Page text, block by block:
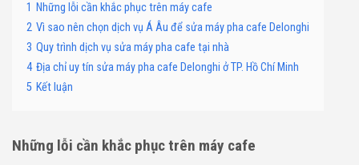
1 Những lỗi cần khắc phục trên máy cafe
2 Vì sao nên chọn dịch vụ Á Âu để sửa máy pha cafe Delonghi
3 Quy trình dịch vụ sửa máy pha cafe tại nhà
4 Địa chỉ uy tín sửa máy pha cafe Delonghi ở TP. Hồ Chí Minh
5 Kết luận
Những lỗi cần khắc phục trên máy cafe